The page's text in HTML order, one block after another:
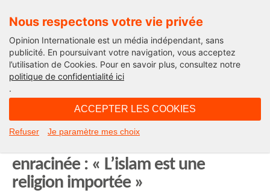
Nous respectons votre vie privée
Opinion Internationale est un média indépendant, sans
publicité. En poursuivant votre navigation, vous acceptez
l’utilisation de Cookies. Pour en savoir plus, consultez notre
politique de confidentialité ici
.
ACCEPTER LES COOKIES
Refuser Je paramètre mes choix
Edito
Face à Marine Tondelier, Marion
enracinée : « L’islam est une
religion importée »